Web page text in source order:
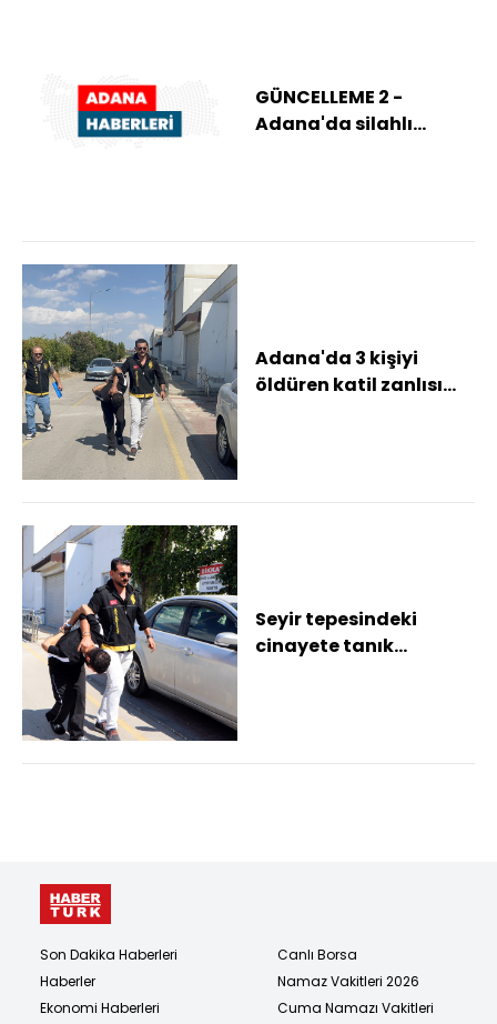
GÜNCELLEME 2 -
Adana'da silahlı
Adana'da 3 kişiyi
öldüren katil zanlısı
Seyir tepesindeki
cinayete tanık
Son Dakika Haberleri
Haberler
Ekonomi Haberleri
Canlı Borsa
Namaz Vakitleri 2026
Cuma Namazı Vakitleri